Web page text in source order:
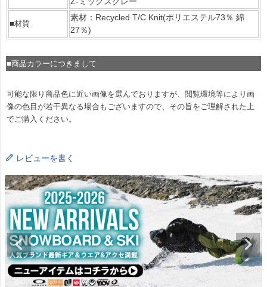
■材質
素材：Recycled T/C Knit(ポリエステル73％ 綿
27％)
■商品カラーにつきまして
可能な限り商品色に近い画像を選んでおりますが、閲覧環境等により画
像の色目が若干異なる場合もございますので、その旨をご理解された上
でご購入ください。
レビューを書く